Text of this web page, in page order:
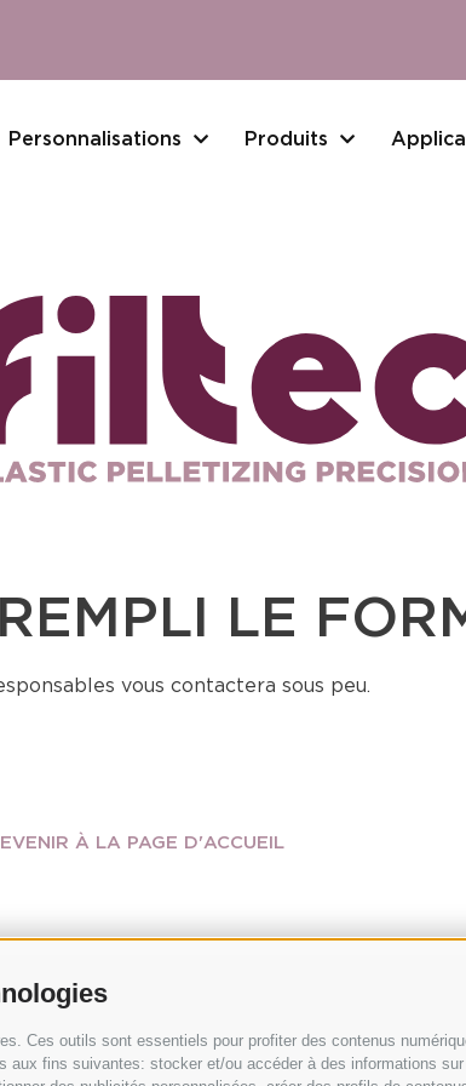
Ces outils sont essentiels pour profiter des contenus
fins suivantes: stocker et/ou accéder à des informations
Personnalisations Produits
LE
vous contactera sous peu.
À LA PAGE D'ACCUEIL